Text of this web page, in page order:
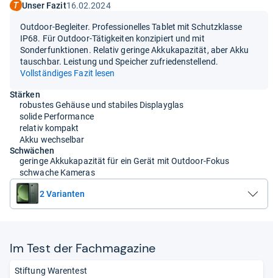
Unser Fazit16.02.2024
Outdoor-Begleiter. Professionelles Tablet mit Schutzklasse
IP68. Für Outdoor-Tätigkeiten konzipiert und mit
Sonderfunktionen. Relativ geringe Akkukapazität, aber Akku
tauschbar. Leistung und Speicher zufriedenstellend.
Vollständiges Fazit lesen
Stärken
robustes Gehäuse und stabiles Displayglas
solide Performance
relativ kompakt
Akku wechselbar
Schwächen
geringe Akkukapazität für ein Gerät mit Outdoor-Fokus
schwache Kameras
2 Varianten
Im Test der Fach­ma­ga­zine
Stiftung Warentest